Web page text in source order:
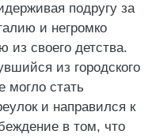
подругу за
и негромко
из своего детства.
из городского
могло стать
и направился к
в том, что